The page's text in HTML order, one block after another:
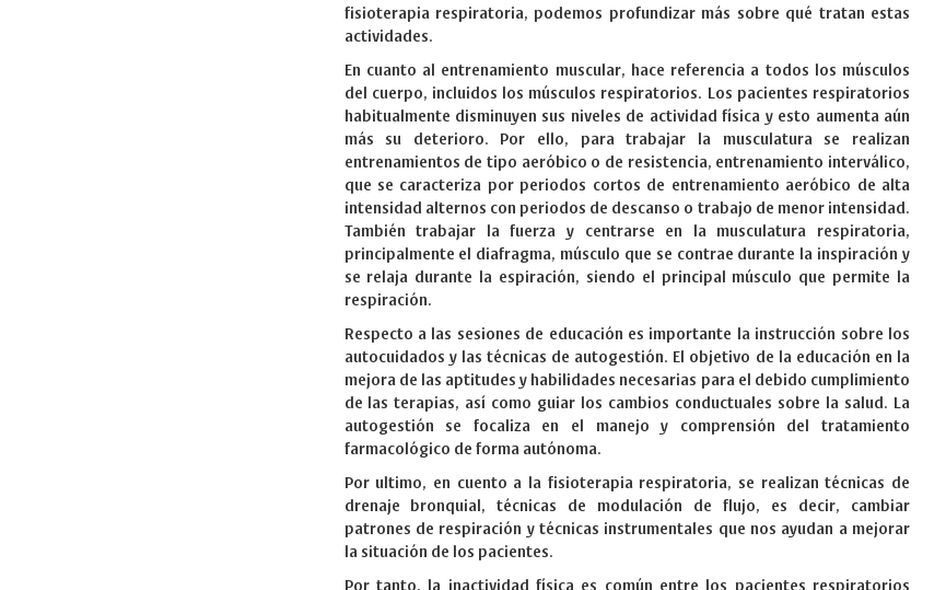
fisioterapia respiratoria, podemos profundizar más sobre qué tratan estas
actividades.
En cuanto al entrenamiento muscular, hace referencia a todos los músculos
del cuerpo, incluidos los músculos respiratorios. Los pacientes respiratorios
habitualmente disminuyen sus niveles de actividad física y esto aumenta aún
más su deterioro. Por ello, para trabajar la musculatura se realizan
entrenamientos de tipo aeróbico o de resistencia, entrenamiento interválico,
que se caracteriza por periodos cortos de entrenamiento aeróbico de alta
intensidad alternos con periodos de descanso o trabajo de menor intensidad.
También trabajar la fuerza y centrarse en la musculatura respiratoria,
principalmente el diafragma, músculo que se contrae durante la inspiración y
se relaja durante la espiración, siendo el principal músculo que permite la
respiración.
Respecto a las sesiones de educación es importante la instrucción sobre los
autocuidados y las técnicas de autogestión. El objetivo de la educación en la
mejora de las aptitudes y habilidades necesarias para el debido cumplimiento
de las terapias, así como guiar los cambios conductuales sobre la salud. La
autogestión se focaliza en el manejo y comprensión del tratamiento
farmacológico de forma autónoma.
Por ultimo, en cuento a la fisioterapia respiratoria, se realizan técnicas de
drenaje bronquial, técnicas de modulación de flujo, es decir, cambiar
patrones de respiración y técnicas instrumentales que nos ayudan a mejorar
la situación de los pacientes.
Por tanto, la inactividad física es común entre los pacientes respiratorios